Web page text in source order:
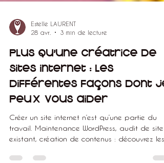
Estelle LAURENT
28 avr.
3 min de lecture
Plus qu’une créatrice de
sites internet : les
différentes façons dont je
peux vous aider